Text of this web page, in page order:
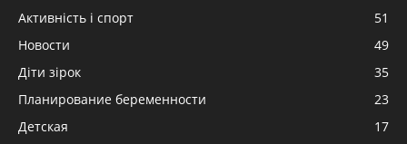
Активність і спорт
51
Новости
49
Діти зірок
35
Планирование беременности
23
Детская
17